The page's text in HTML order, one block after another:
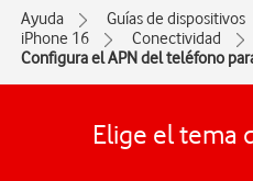
Ayuda Guías de dispositivos
iPhone 16
Conectividad
Configura el APN del teléfono
Elige el tema